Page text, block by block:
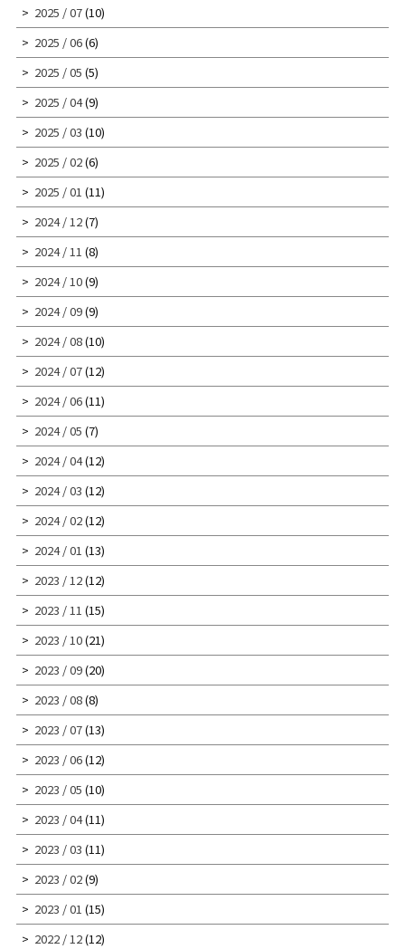
2025 / 07(10)
2025 / 06(6)
2025 / 05 (5)
2025 / 04(9)
2025 / 03 (10)
2025 / 02(6)
2025 / 01 (11)
2024 / 12(7)
2024 / 11 (8)
2024 / 10(9)
2024 / 09(9)
2024 / 08(10)
2024 / 07(12)
2024 / 06(11)
2024 / 05 (7)
2024 / 04(12)
2024 / 03 (12)
2024 / 02(12)
2024 / 01 (13)
2023 / 12(12)
2023 / 11 (15)
2023 / 10(21)
2023 / 09(20)
2023 / 08(8)
2023 / 07(13)
2023 / 06(12)
2023 / 05 (10)
2023 / 04(11)
2023 / 03 (11)
2023 / 02(9)
2023 / 01 (15)
2022 / 12(12)